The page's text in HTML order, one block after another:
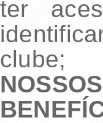
ter
clube;